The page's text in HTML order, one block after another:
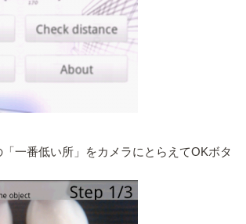
一番低い所」をカメラにとらえてOKボタ